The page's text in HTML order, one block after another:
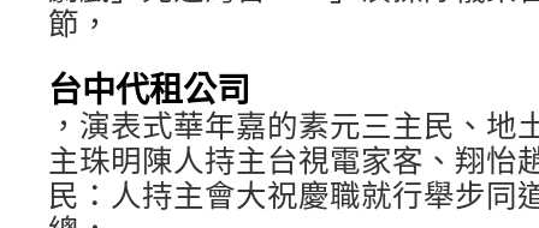
節，
台中代租公司
，演表式華年嘉的素元三主民、地
主珠明陳人持主台視電家客、翔怡
民：人持主會大祝慶職就行舉步同